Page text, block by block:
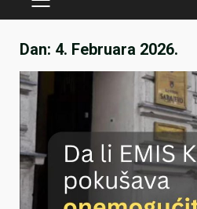
PRIMARY
Dan: 4. Februara 2026.